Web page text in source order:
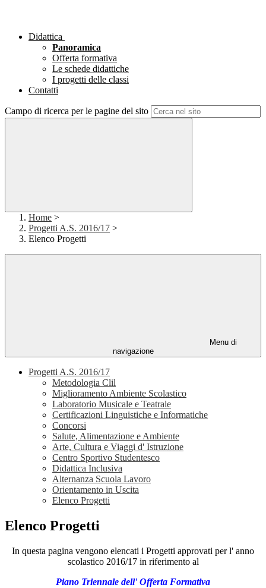
Didattica
Panoramica
Offerta formativa
Le schede didattiche
I progetti delle classi
Contatti
Campo di ricerca per le pagine del sito
Home >
Progetti A.S. 2016/17 >
Elenco Progetti
Menu di
navigazione
Progetti A.S. 2016/17
Metodologia Clil
Miglioramento Ambiente Scolastico
Laboratorio Musicale e Teatrale
Certificazioni Linguistiche e Informatiche
Concorsi
Salute, Alimentazione e Ambiente
Arte, Cultura e Viaggi d' Istruzione
Centro Sportivo Studentesco
Didattica Inclusiva
Alternanza Scuola Lavoro
Orientamento in Uscita
Elenco Progetti
Elenco Progetti
In questa pagina vengono elencati i Progetti approvati per l' anno
scolastico 2016/17 in riferimento al
Piano Triennale dell' Offerta Formativa